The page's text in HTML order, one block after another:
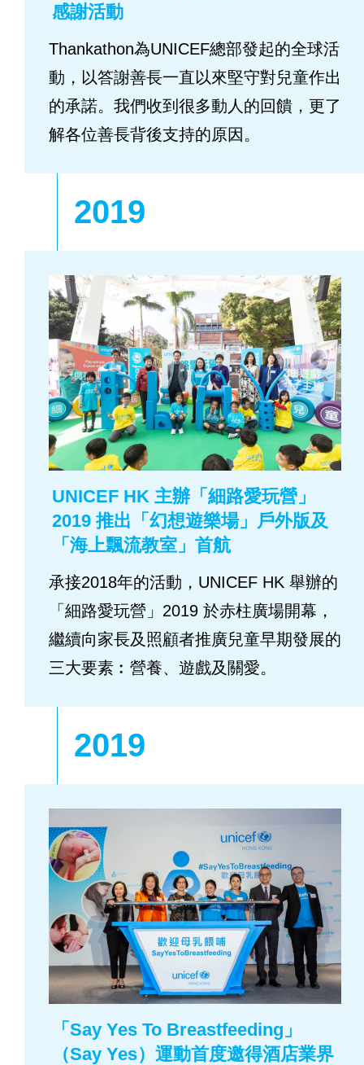
感謝活動
Thankathon為UNICEF總部發起的全球活
動，以答謝善長一直以來堅守對兒童作出
的承諾。我們收到很多動人的回饋，更了
解各位善長背後支持的原因。
2019
UNICEF HK 主辦「細路愛玩營」
2019 推出「幻想遊樂場」戶外版及
「海上飄流教室」首航
承接2018年的活動，UNICEF HK 舉辦的
「細路愛玩營」2019 於赤柱廣場開幕，
繼續向家長及照顧者推廣兒童早期發展的
三大要素︰營養、遊戲及關愛。
2019
「Say Yes To Breastfeeding」
（Say Yes）運動首度邀得酒店業界